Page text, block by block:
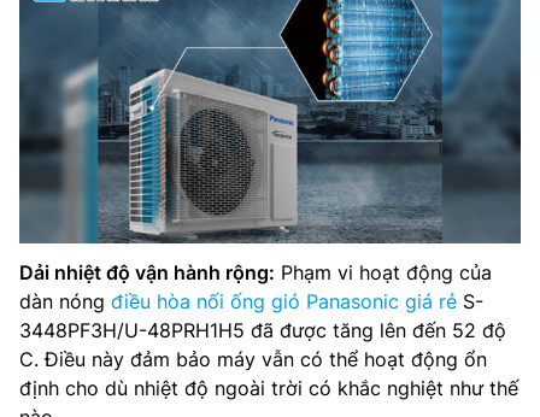
Dải nhiệt độ vận hành rộng: Phạm vi hoạt động của
dàn nóng điều hòa nối ống gió Panasonic giá rẻ S-
3448PF3H/U-48PRH1H5 đã được tăng lên đến 52 độ
C. Điều này đảm bảo máy vẫn có thể hoạt động ổn
định cho dù nhiệt độ ngoài trời có khắc nghiệt như thế